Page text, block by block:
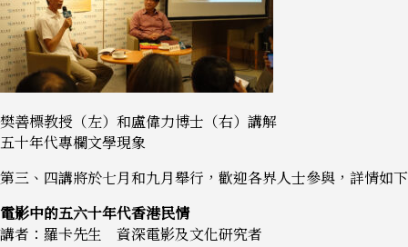
樊善標教授（左）和盧偉力博士（右）講解
五十年代專欄文學現象
第三、四講將於七月和九月舉行，歡迎各界人士參與，詳情如
電影中的五六十年代香港民情
講者：羅卡先生 資深電影及文化研究者